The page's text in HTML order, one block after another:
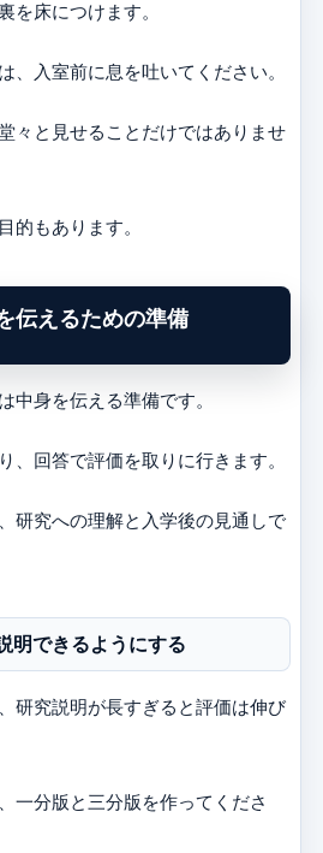
を床につけます。
、入室前に息を吐いてください。
々と見せることだけではありませ
的もあります。
伝えるための準備
中身を伝える準備です。
、回答で評価を取りに行きます。
研究への理解と入学後の見通しで
明できるようにする
研究説明が長すぎると評価は伸び
一分版と三分版を作ってくださ